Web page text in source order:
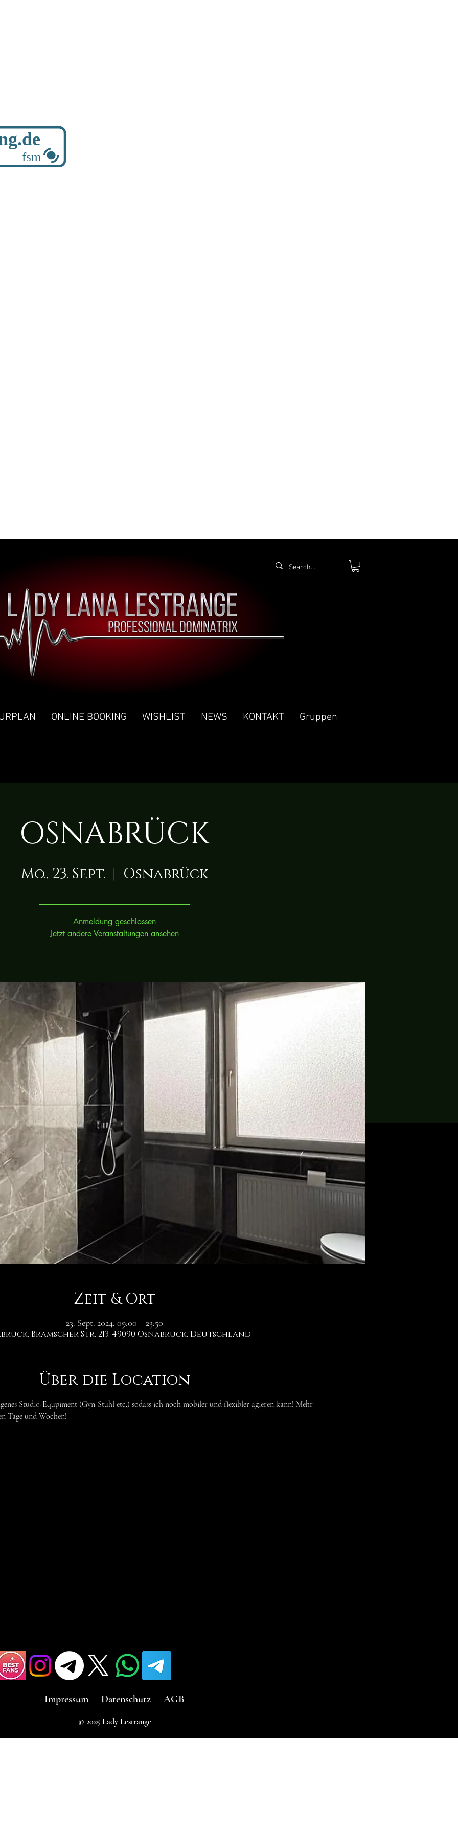
fsm
ONLINE BOOKING WISHLIST NEWS KONTAKT Gruppen
OSNABRÜCK
Mo., 23. Sept.
  |
Osnabrück
Anmeldung geschlossen
Jetzt andere Veranstaltungen ansehen
Zeit & Ort
23. Sept. 2024, 09:00 – 23:50
Bramscher Str. 213, 49090 Osnabrück, Deutschland
Über die Location
Studio-Equpiment (Gyn-Stuhl etc.) sodass ich noch mobiler und flexibler agieren kann! Mehr
Tage und Wochen!
Impressum Datenschutz AGB
© 2025 Lady Lestrange